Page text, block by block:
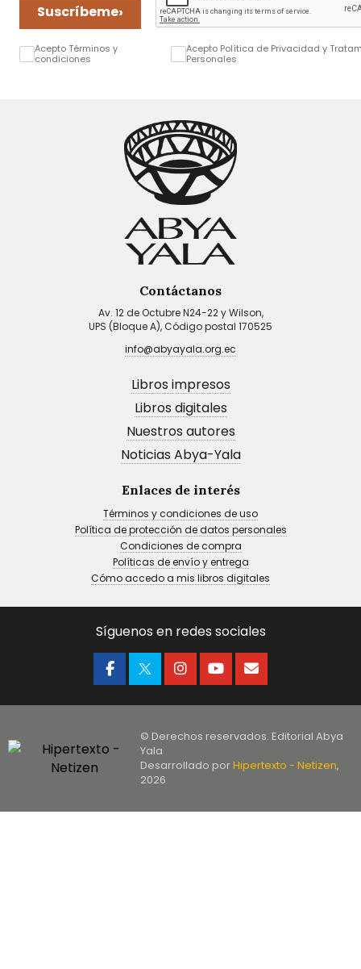
Suscríbeme›
Acepto Términos y
condiciones
Acepto Política de Privacidad y
Personales
Contáctanos
Av. 12 de Octubre N24-22 y Wilson,
UPS (Bloque A), Código postal 170525
info@abyayala.org.ec
Libros impresos
Libros digitales
Nuestros autores
Noticias Abya-Yala
Enlaces de interés
Términos y condiciones de uso
Política de protección de datos personales
Condiciones de compra
Políticas de envío y entrega
Cómo accedo a mis libros digitales
Síguenos en redes sociales
© Derechos reservados. Editorial Abya
Yala
Desarrollado porHipertexto - Netizen,
2026